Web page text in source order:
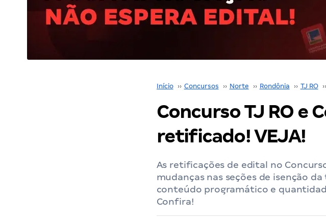
Início ›› Concursos ›› Norte ›› Rondônia ›› TJ RO ››
Concurso TJ RO e
retificado! VEJA!
As retificações de edital no
mudanças nas seções de isenção
conteúdo programático e
Confira!